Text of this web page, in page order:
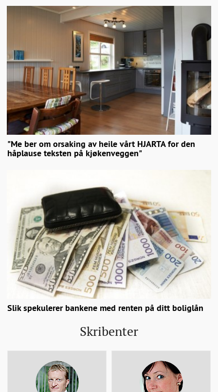
"Me ber om orsaking av heile vårt HJARTA for den
håplause teksten på kjøkenveggen"
Slik spekulerer bankene med renten på ditt boliglån
Skribenter